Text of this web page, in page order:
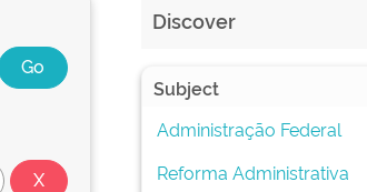
Discover
Subject
Administração Federal
Reforma Administrativa